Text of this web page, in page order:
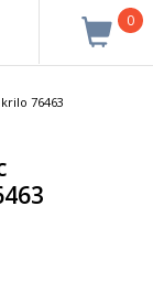
0
76463